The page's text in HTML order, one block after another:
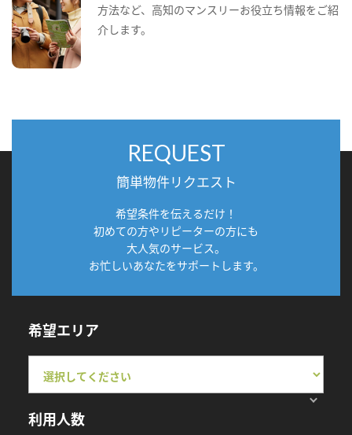
方法など、高知のマンスリーお役立ち情報をご紹
介します。
REQUEST
簡単物件リクエスト
希望条件を伝えるだけ！
初めての方やリピーターの方にも
大人気のサービス。
お忙しいあなたをサポートします。
希望エリア
利用人数